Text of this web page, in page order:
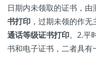
日期内未领取的证书，
书打印 ，过期未领的作
通话等级证书打印。2.平
书和电子证书，二者具有